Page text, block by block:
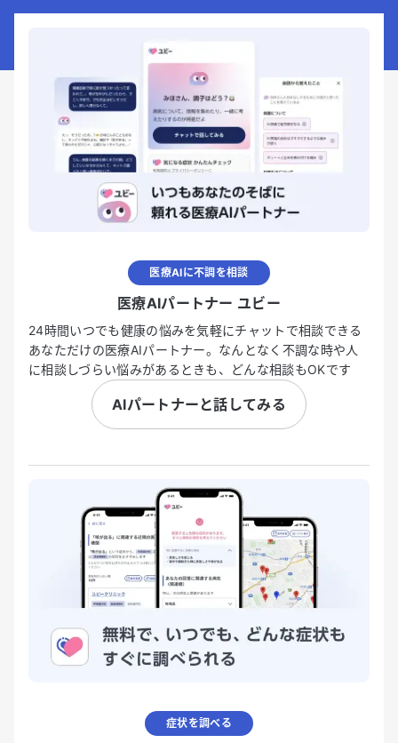
医療AIに不調を相談
医療AIパートナー ユビー
24時間いつでも健康の悩みを気軽にチャットで相談できる
あなただけの医療AIパートナー。なんとなく不調な時や人
に相談しづらい悩みがあるときも、どんな相談もOKです
AIパートナーと話してみる
症状を調べる